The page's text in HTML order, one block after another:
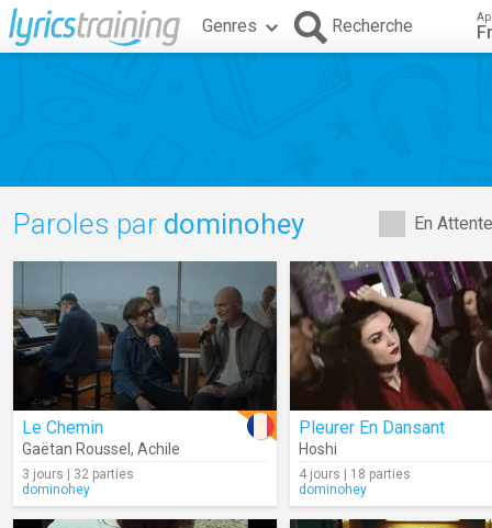
Genres Recherche
En
Paroles par dominohey
Le Chemin
Gaëtan Roussel , Achile
3 jours | 32 parties
dominohey
Pleurer En Dansant
Hoshi
4 jours | 18 parties
dominohey